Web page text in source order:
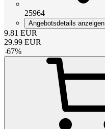
25964
Angebotsdetails anzeigen
9.81 EUR
29.99 EUR
-67%